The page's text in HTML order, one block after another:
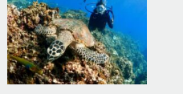
10/18.19
二日間ケラマ一日ツアーへご参
加頂きました
ありがとうございました
...
10月 20